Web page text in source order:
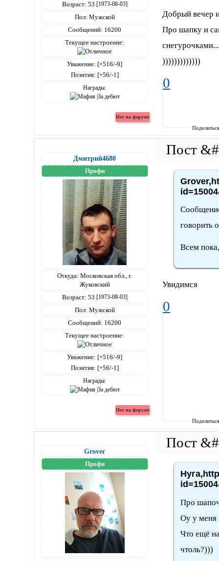
Возраст: 53 [1973-08-03]
Пол: Мужской
Сообщений: 16200
Текущее настроение:
Уважение: [+516/-9]
Позитив: [+56/-1]
Награды:
Добрый вечер
Про шапку и
снегурочками...
)))))))))))))
0
Дмитрий4680
Профи
Откуда: Московская обл., г.
Жуковский
Возраст: 53 [1973-08-03]
Пол: Мужской
Сообщений: 16200
Текущее настроение:
Уважение: [+516/-9]
Позитив: [+56/-1]
Награды:
говорить
Всем
Увидимся
0
Grover
Профи
Про
Оу у меня
Что ещё
чтоль?)))